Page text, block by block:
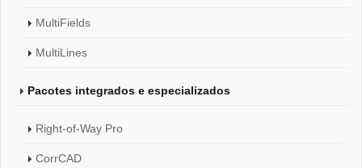
MultiFields
MultiLines
Pacotes integrados e especializados
Right-of-Way Pro
CorrCAD